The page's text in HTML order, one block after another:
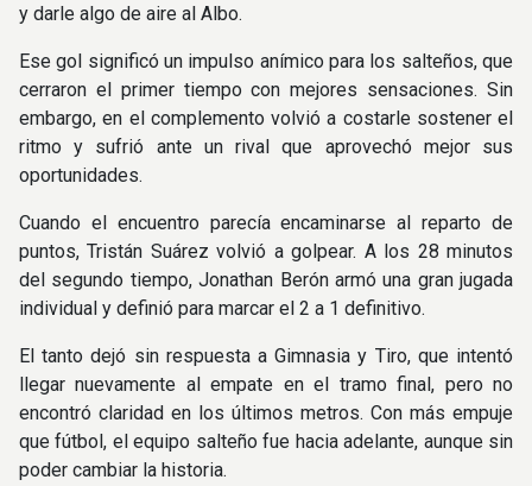
y darle algo de aire al Albo.
Ese gol significó un impulso anímico para los salteños, que
cerraron el primer tiempo con mejores sensaciones. Sin
embargo, en el complemento volvió a costarle sostener el
ritmo y sufrió ante un rival que aprovechó mejor sus
oportunidades.
Cuando el encuentro parecía encaminarse al reparto de
puntos, Tristán Suárez volvió a golpear. A los 28 minutos
del segundo tiempo, Jonathan Berón armó una gran jugada
individual y definió para marcar el 2 a 1 definitivo.
El tanto dejó sin respuesta a Gimnasia y Tiro, que intentó
llegar nuevamente al empate en el tramo final, pero no
encontró claridad en los últimos metros. Con más empuje
que fútbol, el equipo salteño fue hacia adelante, aunque sin
poder cambiar la historia.